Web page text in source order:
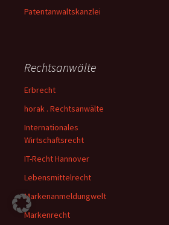
Patentanwaltskanzlei
Rechtsanwälte
Erbrecht
horak . Rechtsanwälte
Internationales
Wirtschaftsrecht
IT-Recht Hannover
Lebensmittelrecht
Markenanmeldungwelt
Markenrecht